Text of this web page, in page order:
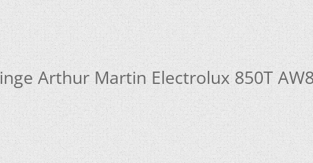
Arthur Martin Electrolux 850T